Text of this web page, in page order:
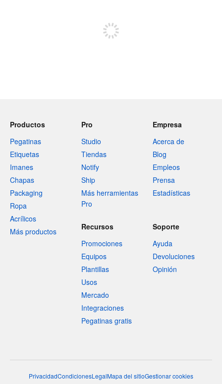
Productos
Pegatinas
Etiquetas
Imanes
Chapas
Packaging
Ropa
Acrílicos
Más productos
Pro
Studio
Tiendas
Notify
Ship
Más herramientas
Pro
Empresa
Acerca de
Blog
Empleos
Prensa
Estadísticas
Recursos
Promociones
Equipos
Plantillas
Usos
Mercado
Integraciones
Pegatinas gratis
Soporte
Ayuda
Devoluciones
Opinión
PrivacidadCondicionesLegalMapa del sitioGestionar cookies